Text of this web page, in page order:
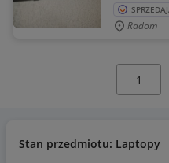
Radom
Stan przedmiotu: Laptopy